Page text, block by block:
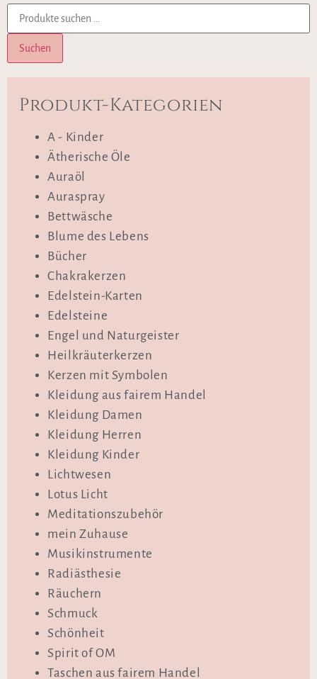
Suchen
Produkt-Kategorien
A - Kinder
Ätherische Öle
Auraöl
Auraspray
Bettwäsche
Blume des Lebens
Bücher
Chakrakerzen
Edelstein-Karten
Edelsteine
Engel und Naturgeister
Heilkräuterkerzen
Kerzen mit Symbolen
Kleidung aus fairem Handel
Kleidung Damen
Kleidung Herren
Kleidung Kinder
Lichtwesen
Lotus Licht
Meditationszubehör
mein Zuhause
Musikinstrumente
Radiästhesie
Räuchern
Schmuck
Schönheit
Spirit of OM
Taschen aus fairem Handel